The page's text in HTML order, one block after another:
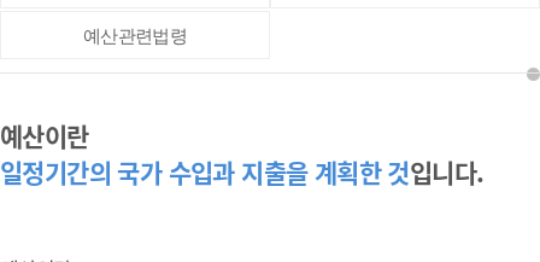
예산관련법령
예산이란
일정기간의 국가 수입과 지출을 계획한 것입니다.